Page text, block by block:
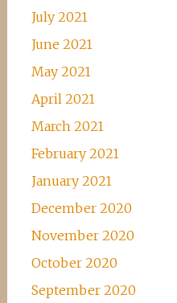
July 2021
June 2021
May 2021
April 2021
March 2021
February 2021
January 2021
December 2020
November 2020
October 2020
September 2020